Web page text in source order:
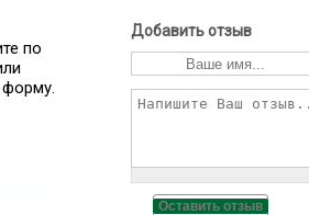
Добавить отзыв
Оставить отзыв
по